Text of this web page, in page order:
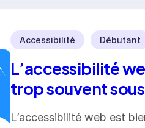
Accessibilité Débutant
L’accessibilité
trop souvent
L’accessibilité web est